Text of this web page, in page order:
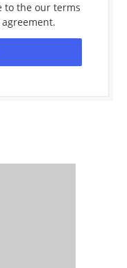
to the our terms